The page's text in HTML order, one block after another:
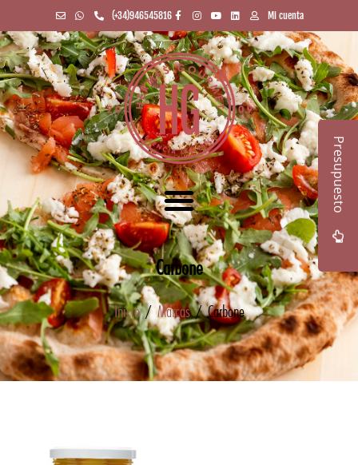
(+34)946545816 Mi cuenta
Carbone
Inicio/Marcas/ Carbone
Presupuesto